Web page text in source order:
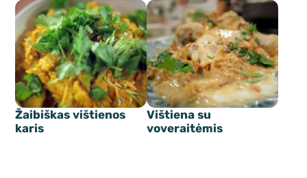
Žaibiškas vištienos
karis
Vištiena su
voveraitėmis